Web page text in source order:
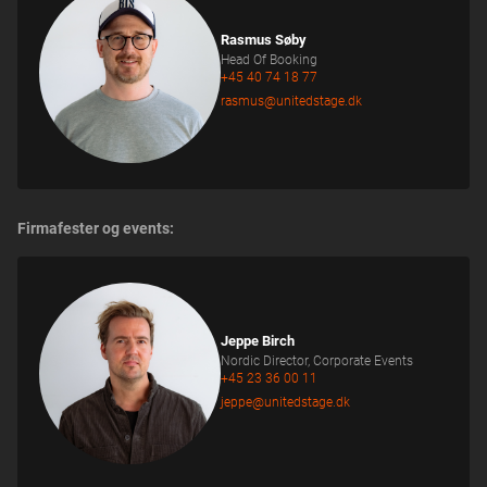
Rasmus Søby
Head Of Booking
+45 40 74 18 77
rasmus@unitedstage.dk
Firmafester og events:
Jeppe Birch
Nordic Director, Corporate Events
+45 23 36 00 11
jeppe@unitedstage.dk